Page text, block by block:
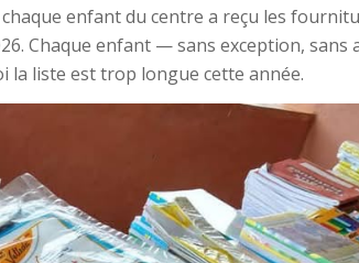
chaque enfant du centre a reçu les
Chaque enfant — sans exception, sans
la liste est trop longue cette année.